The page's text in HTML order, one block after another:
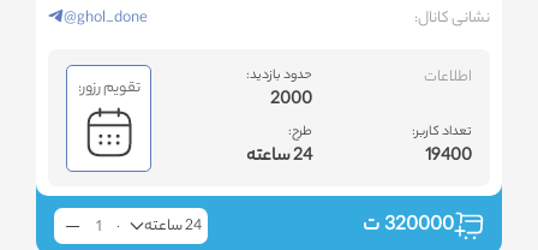
نشانی کانال: @ghol_done
اطلاعات
تعداد کاربر:
19400
حدود بازدید:
2000
طرح:
24 ساعته
تقویم رزور:
320000ت 24 ساعته